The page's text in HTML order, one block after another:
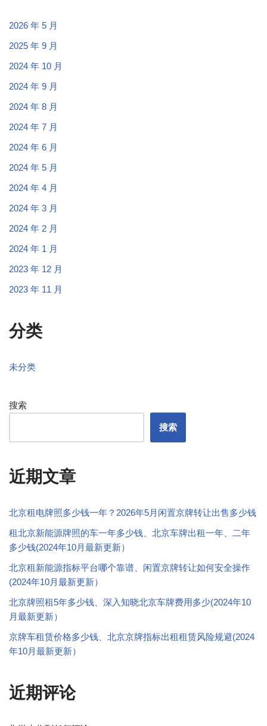
2026 年 5 月
2025 年 9 月
2024 年 10 月
2024 年 9 月
2024 年 8 月
2024 年 7 月
2024 年 6 月
2024 年 5 月
2024 年 4 月
2024 年 3 月
2024 年 2 月
2024 年 1 月
2023 年 12 月
2023 年 11 月
分类
未分类
搜索
搜索
近期文章
北京租电牌照多少钱一年？2026年5月闲置京牌转让出售多少钱
租北京新能源牌照的车一年多少钱、北京车牌出租一年、二年
多少钱(2024年10月最新更新）
北京租新能源指标平台哪个靠谱、闲置京牌转让如何安全操作
(2024年10月最新更新）
北京牌照租5年多少钱、深入知晓北京车牌费用多少(2024年10
月最新更新）
京牌车租赁价格多少钱、北京京牌指标出租租赁风险规避(2024
年10月最新更新）
近期评论